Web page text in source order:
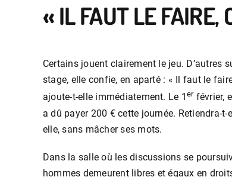
« IL FAUT LE FAIRE,
Certains jouent clairement le jeu. D’autres
stage, elle confie, en aparté : « Il faut le
ajoute-t-elle immédiatement. Le 1 er février,
a dû payer 200 € cette journée. Retiendra-
elle, sans mâcher ses mots.
Dans la salle où les discussions se
hommes demeurent libres et égaux en